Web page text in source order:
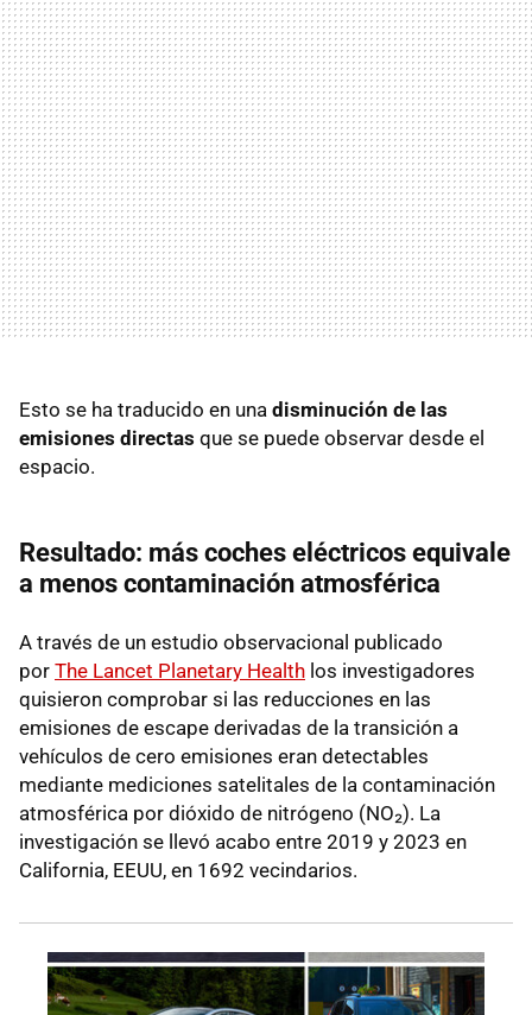
Esto se ha traducido en una disminución de las
emisiones directas que se puede observar desde el
espacio.
Resultado: más coches eléctricos equivale
a menos contaminación atmosférica
A través de un estudio observacional publicado
por The Lancet Planetary Health los investigadores
quisieron comprobar si las reducciones en las
emisiones de escape derivadas de la transición a
vehículos de cero emisiones eran detectables
mediante mediciones satelitales de la contaminación
atmosférica por dióxido de nitrógeno (NO₂). La
investigación se llevó acabo entre 2019 y 2023 en
California, EEUU, en 1692 vecindarios.